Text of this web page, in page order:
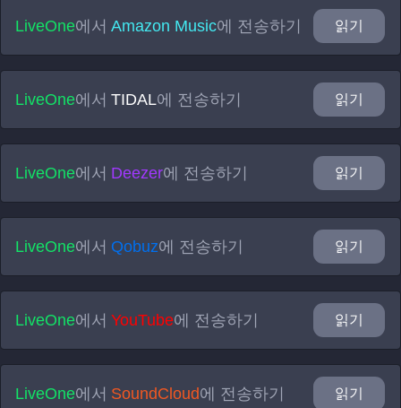
LiveOne에서Amazon Music에 전송하기 읽기
LiveOne에서TIDAL에 전송하기 읽기
LiveOne에서 Deezer에 전송하기 읽기
LiveOne에서 Qobuz에 전송하기 읽기
LiveOne에서YouTube에 전송하기 읽기
LiveOne에서 SoundCloud에 전송하기 읽기